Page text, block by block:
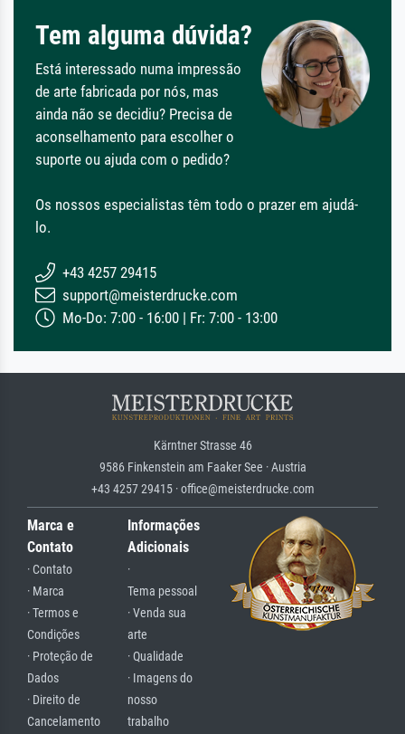
Tem alguma dúvida?
Está interessado numa impressão
de arte fabricada por nós, mas
ainda não se decidiu? Precisa de
aconselhamento para escolher o
suporte ou ajuda com o pedido?
Os nossos especialistas têm todo o prazer em ajudá-
lo.
+43 4257 29415
support@meisterdrucke.com
Mo-Do: 7:00 - 16:00 | Fr: 7:00 - 13:00
Kärntner Strasse 46
9586 Finkenstein am Faaker See · Austria
+43 4257 29415 · office@meisterdrucke.com
Marca e
Contato
· Contato
· Marca
· Termos e
Condições
· Proteção de
Dados
· Direito de
Cancelamento
Informações
Adicionais
·
Tema pessoal
· Venda sua
arte
· Qualidade
· Imagens do
nosso
trabalho